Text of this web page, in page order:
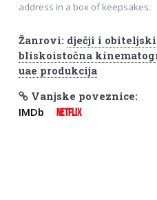
address in a box of keepsakes.
Žanrovi: dječji i
bliskoistočna
uae produkcija
Vanjske poveznice:
IMDb NETFLIX